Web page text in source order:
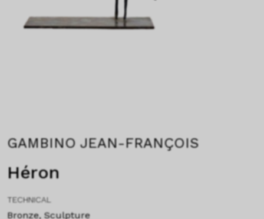
GAMBINO JEAN-FRANÇOIS
Héron
TECHNICAL
Bronze, Sculpture